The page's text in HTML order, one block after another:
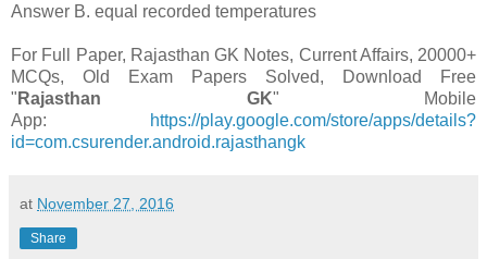
Answer B. equal recorded temperatures
For Full Paper, Rajasthan GK Notes, Current Affairs, 20000+
MCQs, Old Exam Papers Solved, Download Free
" Rajasthan GK" Mobile
App:
https://play.google.com/store/apps/details?
id=com.csurender.android.rajasthangk
at November 27, 2016
Share